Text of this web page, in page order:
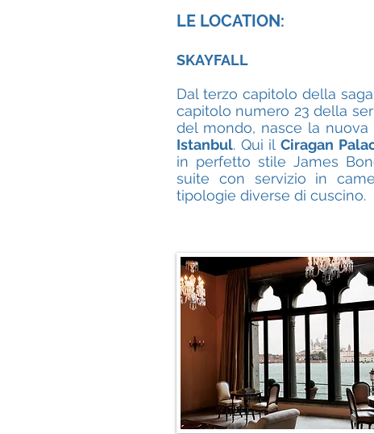
LE LOCATION:
SKAYFALL
Dal terzo capitolo della
capitolo numero 23 della
del mondo, nasce la
Istanbul. Qui il Ciragan
in perfetto stile James
suite con servizio in
tipologie diverse di cuscino.